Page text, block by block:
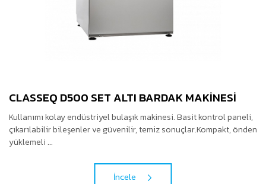
CLASSEQ D500 SET ALTI BARDAK MAKINESI
Kullanımı kolay endüstriyel bulaşık makinesi. Basit kontrol paneli,
çıkarılabilir bileşenler ve güvenilir, temiz sonuçlar.Kompakt, önden
yüklemeli ...
İncele